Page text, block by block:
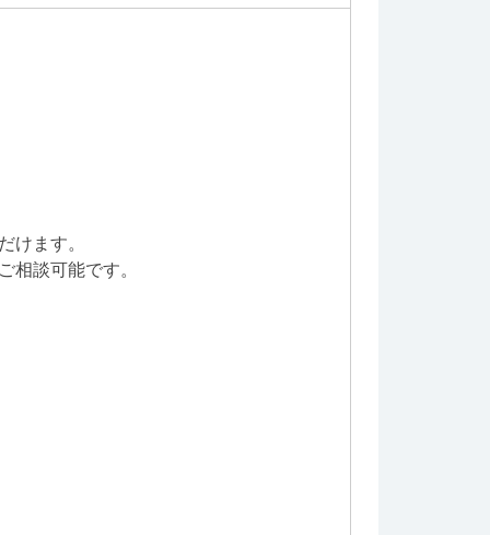
けます。
談可能です。